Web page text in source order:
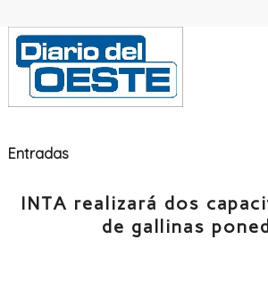
Entradas
INTA realizará dos
de gallinas